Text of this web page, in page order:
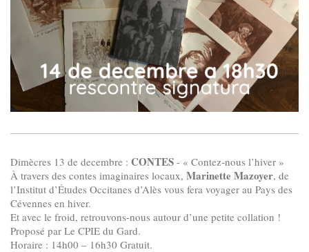
Dimècres 13 de decembre : CONTES - « Contez-nous l’hiver »
À travers des contes imaginaires locaux, Marinette Mazoyer, de
l’Institut d’Études Occitanes d’Alès vous fera voyager au Pays des
Cévennes en hiver.
Et avec le froid, retrouvons-nous autour d’une petite collation !
Proposé par Le CPIE du Gard.
Horaire : 14h00 – 16h30 Gratuit.